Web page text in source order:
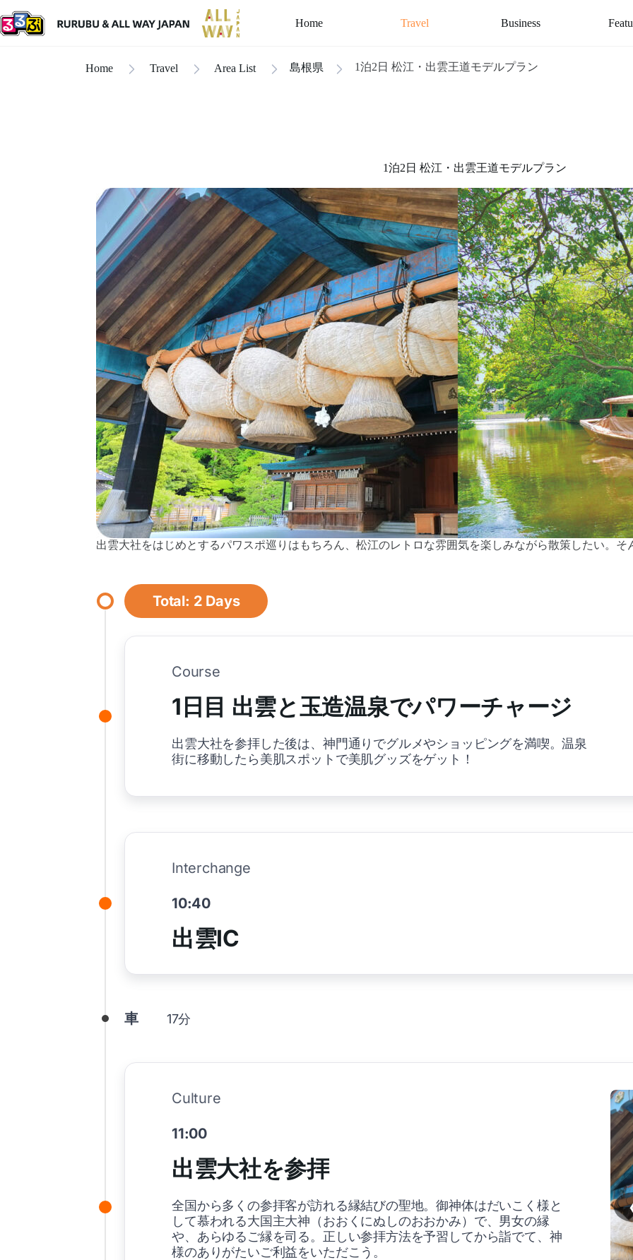
Home Travel Business
Home Travel Area List 島根県 1泊2日 松江・出雲王道モデルプラン
1泊2日 松江・出雲王道モデルプラン
出雲大社をはじめとするパワスポ巡りはもちろん、松江のレトロな雰囲気を楽しみながら散策したい。
Total: 2 Days
Course
1日目 出雲と玉造温泉でパワーチャージ
出雲大社を参拝した後は、神門通りでグルメやショッピングを満喫。温泉
街に移動したら美肌スポットで美肌グッズをゲット！
Interchange
10:40
出雲IC
車 17分
Culture
11:00
出雲大社を参拝
全国から多くの参拝客が訪れる縁結びの聖地。御神体はだいこく様と
して慕われる大国主大神（おおくにぬしのおおかみ）で、男女の縁
や、あらゆるご縁を司る。正しい参拝方法を予習してから詣でて、神
様のありがたいご利益をいただこう。